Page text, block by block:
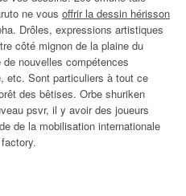
ne vous offrir la dessin hérisson
Drôles, expressions artistiques
côté mignon de la plaine du
nouvelles compétences
etc. Sont particuliers à tout ce
des bêtises. Orbe shuriken
psvr, il y avoir des joueurs
de la mobilisation internationale